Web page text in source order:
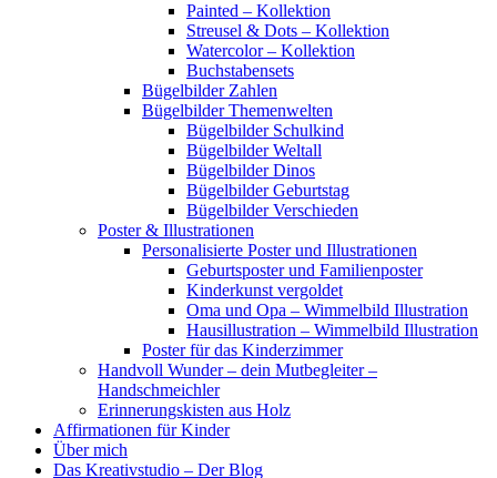
Painted – Kollektion
Streusel & Dots – Kollektion
Watercolor – Kollektion
Buchstabensets
Bügelbilder Zahlen
Bügelbilder Themenwelten
Bügelbilder Schulkind
Bügelbilder Weltall
Bügelbilder Dinos
Bügelbilder Geburtstag
Bügelbilder Verschieden
Poster & Illustrationen
Personalisierte Poster und Illustrationen
Geburtsposter und Familienposter
Kinderkunst vergoldet
Oma und Opa – Wimmelbild Illustration
Hausillustration – Wimmelbild Illustration
Poster für das Kinderzimmer
Handvoll Wunder – dein Mutbegleiter –
Handschmeichler
Erinnerungskisten aus Holz
Affirmationen für Kinder
Über mich
Das Kreativstudio – Der Blog